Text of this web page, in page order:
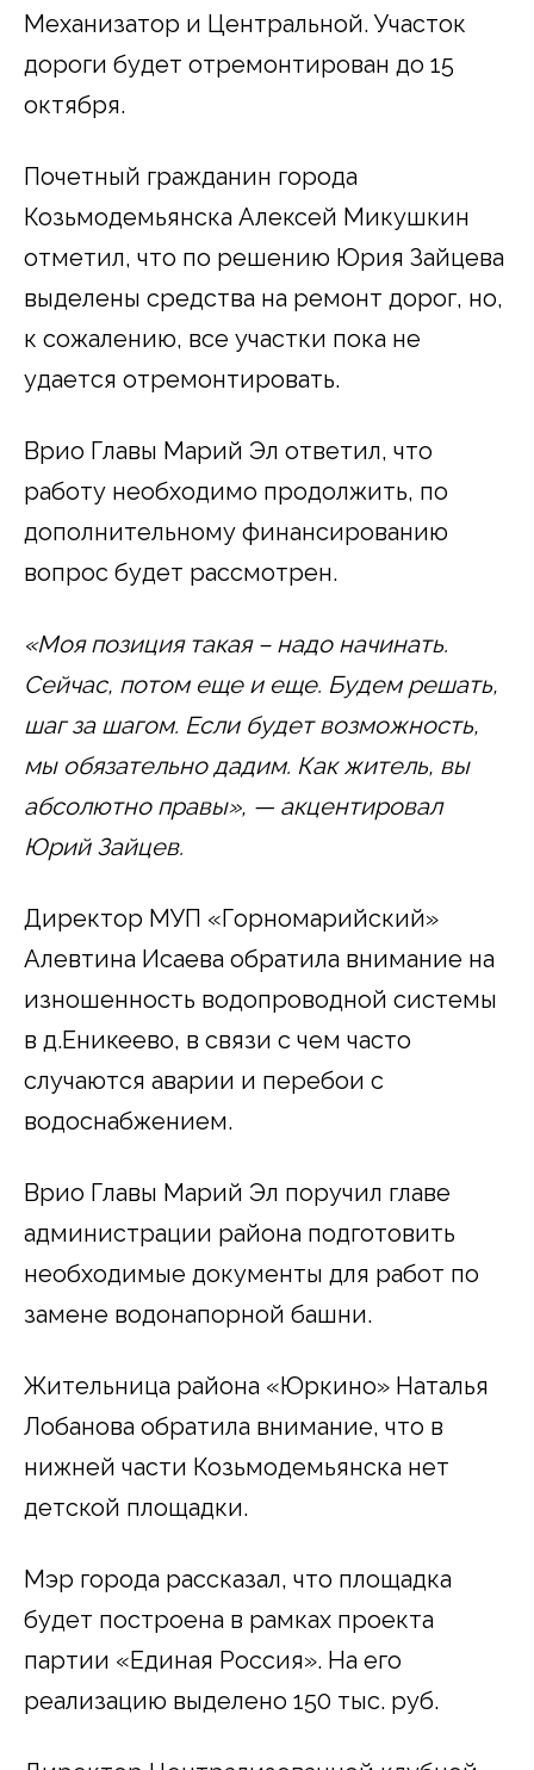
Механизатор и Центральной. Участок
дороги будет отремонтирован до 15
октября.
Почетный гражданин города
Козьмодемьянска Алексей Микушкин
отметил, что по решению Юрия Зайцева
выделены средства на ремонт дорог, но,
к сожалению, все участки пока не
удается отремонтировать.
Врио Главы Марий Эл ответил, что
работу необходимо продолжить, по
дополнительному финансированию
вопрос будет рассмотрен.
«Моя позиция такая – надо начинать.
Сейчас, потом еще и еще. Будем решать,
шаг за шагом. Если будет возможность,
мы обязательно дадим. Как житель, вы
абсолютно правы», — акцентировал
Юрий Зайцев.
Директор МУП «Горномарийский»
Алевтина Исаева обратила внимание на
изношенность водопроводной системы
в д.Еникеево, в связи с чем часто
случаются аварии и перебои с
водоснабжением.
Врио Главы Марий Эл поручил главе
администрации района подготовить
необходимые документы для работ по
замене водонапорной башни.
Жительница района «Юркино» Наталья
Лобанова обратила внимание, что в
нижней части Козьмодемьянска нет
детской площадки.
Мэр города рассказал, что площадка
будет построена в рамках проекта
партии «Единая Россия». На его
реализацию выделено 150 тыс. руб.